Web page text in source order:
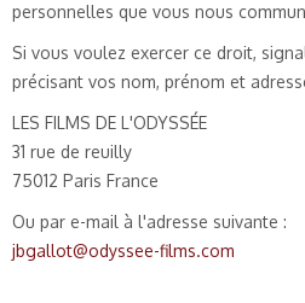
personnelles que vous nous
Si vous voulez exercer ce droit,
précisant vos nom, prénom et
LES FILMS DE L'ODYSSÉE
31 rue de reuilly
75012 Paris France
Ou par e-mail à l'adresse suivante :
jbgallot@odyssee-films.com